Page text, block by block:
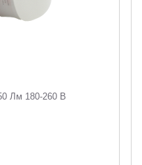
Лм 180-260 В